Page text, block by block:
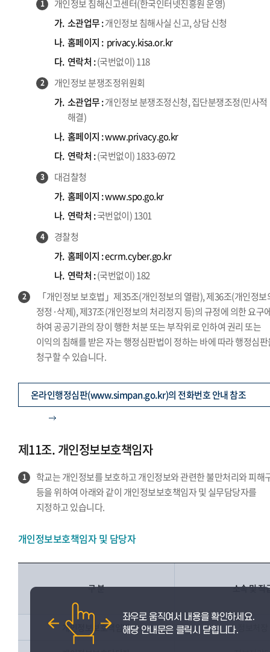
1
개인정보 침해신고센터(한국인터넷진흥원 운영)
가. 소관업무 :개인정보 침해사실 신고, 상담 신청
나. 홈페이지 : privacy.kisa.or.kr
다. 연락처 :(국번없이) 118
2
개인정보 분쟁조정위원회
가. 소관업무 :개인정보 분쟁조정신청, 집단분쟁조정(민사적
해결)
나. 홈페이지 :www.privacy.go.kr
다. 연락처 :(국번없이) 1833-6972
3
대검찰청
가. 홈페이지 :www.spo.go.kr
나. 연락처 :국번없이) 1301
4
경찰청
가. 홈페이지 :ecrm.cyber.go.kr
나. 연락처 :(국번없이) 182
2
「개인정보 보호법」제35조(개인정보의 열람), 제36조(개인정보
정정·삭제), 제37조(개인정보의 처리정지 등)의 규정에 의한 요구
하여 공공기관의 장이 행한 처분 또는 부작위로 인하여 권리 또는
이익의 침해를 받은 자는 행정심판법이 정하는 바에 따라 행정심
청구할 수 있습니다.
온라인행정심판(www.simpan.go.kr)의 전화번호 안내 참조
제11조. 개인정보보호책임자
1
학교는 개인정보를 보호하고 개인정보와 관련한 불만처리와 피해
등을 위하여 아래와 같이 개인정보보호책임자 및 실무담당자를
지정하고 있습니다.
개인정보보호책임자 및 담당자
구 분 소속 및 직
개인정보보호책임자